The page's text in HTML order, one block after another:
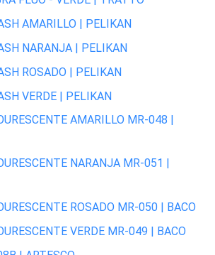
AMARILLO | PELIKAN
NARANJA | PELIKAN
ROSADO | PELIKAN
VERDE | PELIKAN
AMARILLO MR-048 |
NARANJA MR-051 |
ROSADO MR-050 | BACO
VERDE MR-049 | BACO